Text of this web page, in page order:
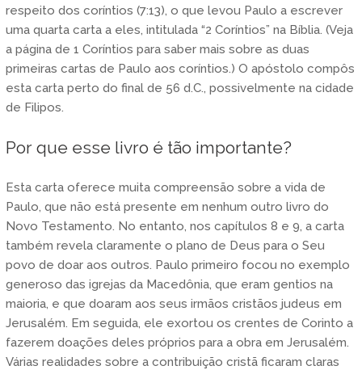
respeito dos coríntios (7:13), o que levou Paulo a escrever
uma quarta carta a eles, intitulada “2 Coríntios” na Bíblia. (Veja
a página de 1 Coríntios para saber mais sobre as duas
primeiras cartas de Paulo aos coríntios.) O apóstolo compôs
esta carta perto do final de 56 d.C., possivelmente na cidade
de Filipos.
Por que esse livro é tão importante?
Esta carta oferece muita compreensão sobre a vida de
Paulo, que não está presente em nenhum outro livro do
Novo Testamento. No entanto, nos capítulos 8 e 9, a carta
também revela claramente o plano de Deus para o Seu
povo de doar aos outros. Paulo primeiro focou no exemplo
generoso das igrejas da Macedônia, que eram gentios na
maioria, e que doaram aos seus irmãos cristãos judeus em
Jerusalém. Em seguida, ele exortou os crentes de Corinto a
fazerem doações deles próprios para a obra em Jerusalém.
Várias realidades sobre a contribuição cristã ficaram claras